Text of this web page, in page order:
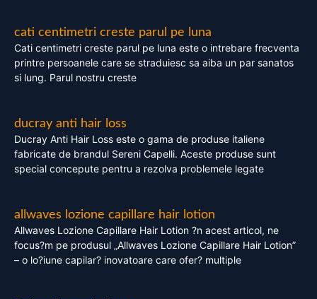
cati centimetri creste parul pe luna
Cati centimetri creste parul pe luna este o intrebare frecventa
printre persoanele care se straduiesc sa aiba un par sanatos
si lung. Parul nostru creste
ducray anti hair loss
Ducray Anti Hair Loss este o gama de produse italiene
fabricate de brandul Sereni Capelli. Aceste produse sunt
special concepute pentru a rezolva problemele legate
allwaves lozione capillare hair lotion
Allwaves Lozione Capillare Hair Lotion ?n acest articol, ne
focus?m pe produsul „Allwaves Lozione Capillare Hair Lotion”
– o lo?iune capilar? inovatoare care ofer? multiple